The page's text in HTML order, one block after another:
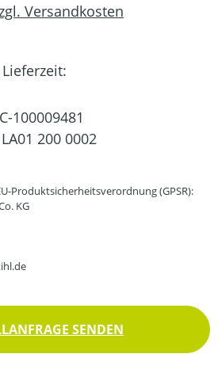
Versandkosten
100009481
LA01 200 0002
Produktsicherheitsverordnung (GPSR):
KG
SENDEN